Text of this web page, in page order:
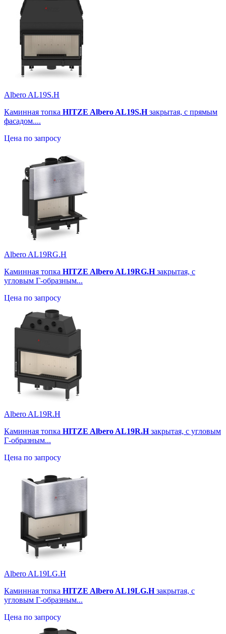
Albero AL19S.H
Каминная топка HITZE Albero AL19S.Hзакрытая, с прямым
фасадом....
Цена по запросу
Albero AL19RG.H
Каминная топка HITZE Albero AL19RG.Hзакрытая, с
угловым Г-образным...
Цена по запросу
Albero AL19R.H
Каминная топка HITZE Albero AL19R.Hзакрытая, с угловым
Г-образным...
Цена по запросу
Albero AL19LG.H
Каминная топка HITZE Albero AL19LG.Hзакрытая, с
угловым Г-образным...
Цена по запросу